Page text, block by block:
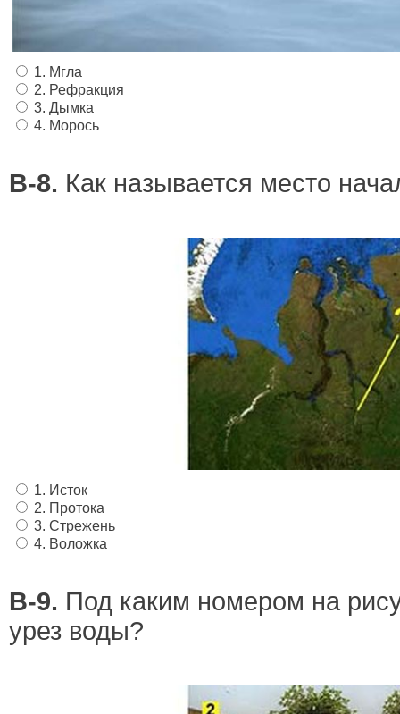
1. Мгла
2. Рефракция
3. Дымка
4. Морось
В-8. Как называется место
1. Исток
2. Протока
3. Стрежень
4. Воложка
В-9. Под каким номером на
урез воды?